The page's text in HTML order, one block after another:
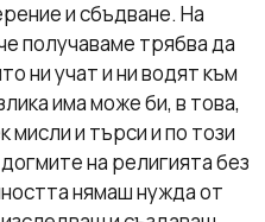
и сбъдване. На
получаваме трябва да
ни учат и ни водят към
има може би, в това,
мисли и търси и по този
на религията без
нямаш нужда от